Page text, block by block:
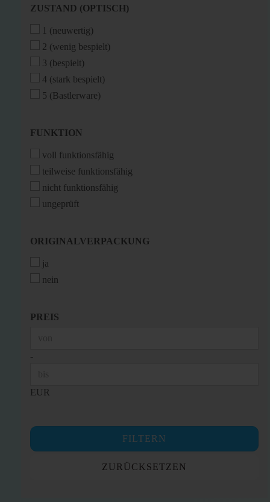
ZUSTAND
ZUSTAND (OPTISCH)
1 (neuwertig)
2 (wenig bespielt)
3 (bespielt)
4 (stark bespielt)
5 (Bastlerware)
FUNKTION
FUNKTION
voll funktionsfähig
teilweise funktionsfähig
nicht funktionsfähig
ungeprüft
ORIGINALVERPACKUNG
ORIGINALVERPACKUNG
ja
nein
PREIS
PREIS
-
EUR
FILTERN
ZURÜCKSETZEN